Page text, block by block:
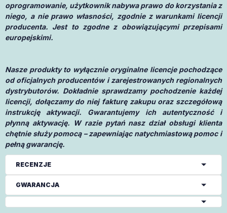
oprogramowanie, użytkownik nabywa prawo do korzystania z
niego, a nie prawo własności, zgodnie z warunkami licencji
producenta. Jest to zgodne z obowiązującymi przepisami
europejskimi.
Nasze produkty to wyłącznie oryginalne licencje pochodzące
od oficjalnych producentów i zarejestrowanych regionalnych
dystrybutorów. Dokładnie sprawdzamy pochodzenie każdej
licencji, dołączamy do niej fakturę zakupu oraz szczegółową
instrukcję aktywacji. Gwarantujemy ich autentyczność i
płynną aktywację. W razie pytań nasz dział obsługi klienta
chętnie służy pomocą – zapewniając natychmiastową pomoc i
pełną gwarancję.
RECENZJE
GWARANCJA